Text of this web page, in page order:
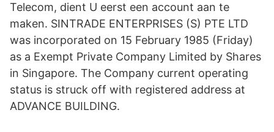
Telecom, dient U eerst een account aan te
maken. SINTRADE ENTERPRISES (S) PTE LTD
was incorporated on 15 February 1985 (Friday)
as a Exempt Private Company Limited by Shares
in Singapore. The Company current operating
status is struck off with registered address at
ADVANCE BUILDING.